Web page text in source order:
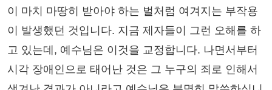
이 마치 마땅히 받아야 하는 벌처럼 여겨지는 부작용
이 발생했던 것입니다. 지금 제자들이 그런 오해를 하
고 있는데, 예수님은 이것을 교정합니다. 나면서부터
시각 장애인으로 태어난 것은 그 누구의 죄로 인해서